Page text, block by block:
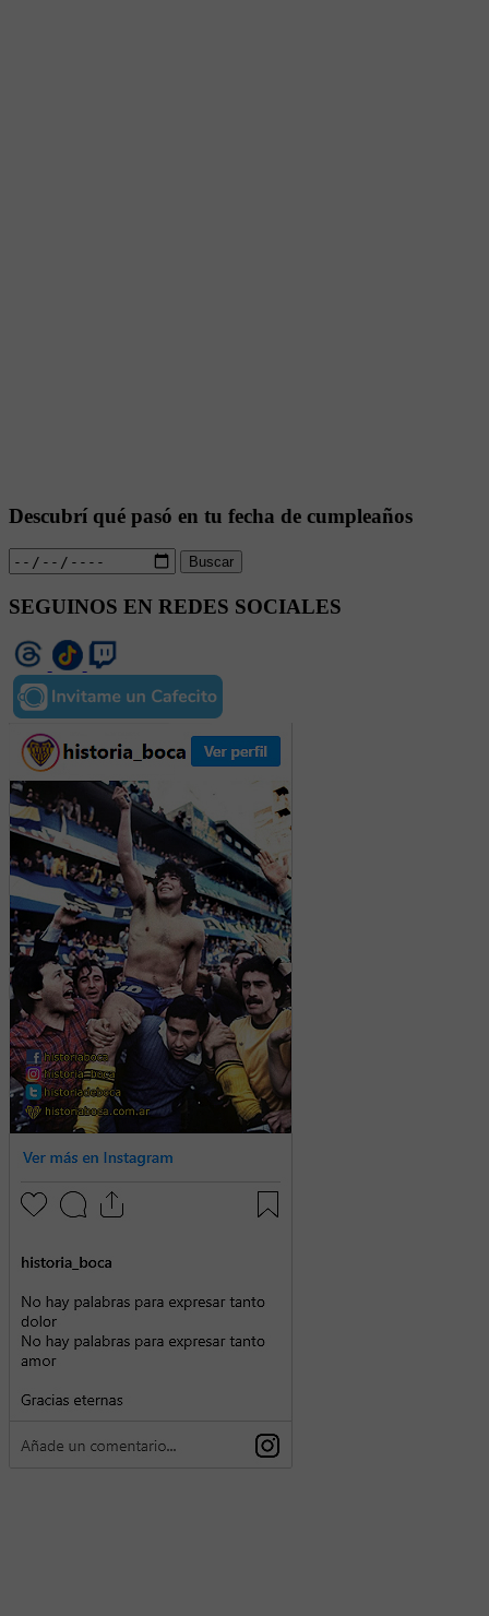
Descubrí qué pasó en tu fecha de cumpleaños
Buscar
SEGUINOS EN REDES SOCIALES